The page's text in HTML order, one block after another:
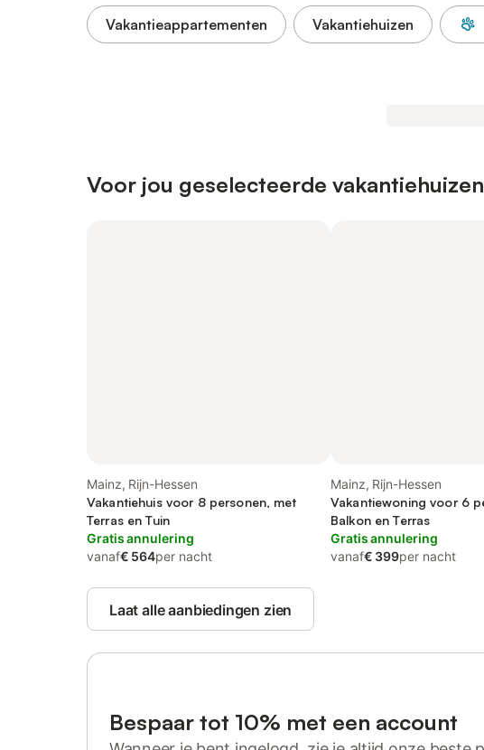
Vakantieappartementen Vakantiehuizen
Voor jou geselecteerde
Mainz, Rijn-Hessen
Vakantiehuis voor 8 personen, met
Terras en Tuin
Gratis annulering
vanaf€ 564per nacht
Mainz, Rijn-Hessen
Vakantiewoning voor 6
Balkon en Terras
Gratis annulering
vanaf€ 399per nacht
Laat alle aanbiedingen zien
Bespaar tot 10% met een account